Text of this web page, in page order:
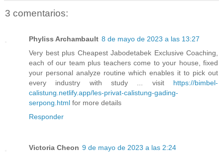
3 comentarios:
Phyliss Archambault 8 de mayo de 2023 a las 13:27
Very best plus Cheapest Jabodetabek Exclusive Coaching,
each of our team plus teachers come to your house, fixed
your personal analyze routine which enables it to pick out
every industry with study ... visit https://bimbel-
calistung.netlify.app/les-privat-calistung-gading-
serpong.html for more details
Responder
Victoria Cheon 9 de mayo de 2023 a las 2:24